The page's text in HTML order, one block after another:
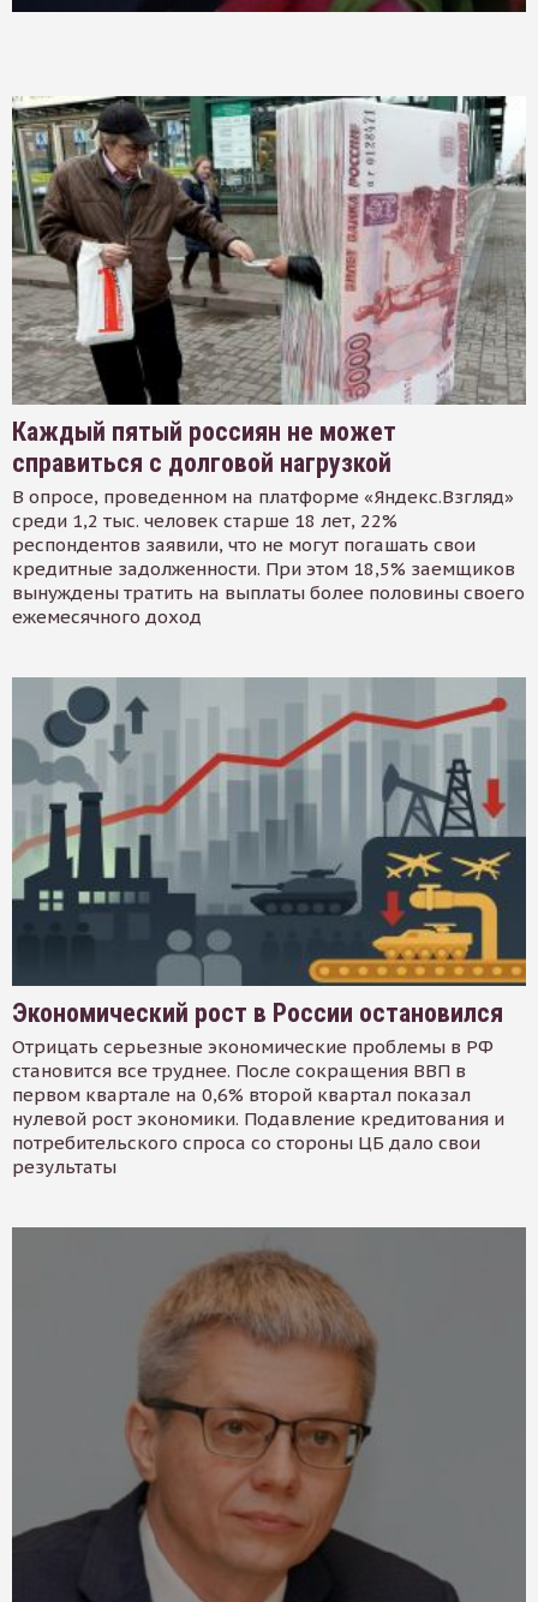
Каждый пятый россиян не может
справиться с долговой нагрузкой
В опросе, проведенном на платформе «Яндекс.Взгляд»
среди 1,2 тыс. человек старше 18 лет, 22%
респондентов заявили, что не могут погашать свои
кредитные задолженности. При этом 18,5% заемщиков
вынуждены тратить на выплаты более половины своего
ежемесячного доход
Экономический рост в России остановился
Отрицать серьезные экономические проблемы в РФ
становится все труднее. После сокращения ВВП в
первом квартале на 0,6% второй квартал показал
нулевой рост экономики. Подавление кредитования и
потребительского спроса со стороны ЦБ дало свои
результаты